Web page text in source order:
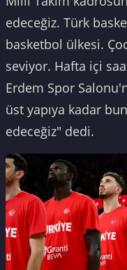
edeceğiz. Türk
basketbol ülkesi.
seviyor. Hafta içi
Erdem Spor
üst yapıya kadar
edeceğiz" dedi.